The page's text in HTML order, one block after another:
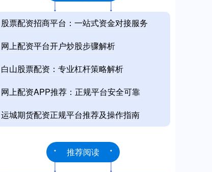
股票配资招商平台：一站式资金对接服务
网上配资平台开户炒股步骤解析
白山股票配资：专业杠杆策略解析
网上配资APP推荐：正规平台安全可靠
运城期货配资正规平台推荐及操作指南
推荐阅读